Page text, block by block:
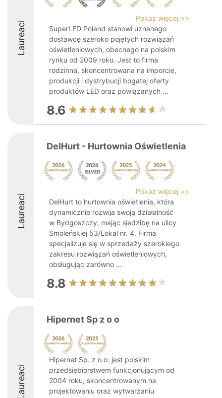
Laureaci
Pokaż więcej >>
SuperLED Poland stanowi uznanego
dostawcę szeroko pojętych rozwiązań
oświetleniowych, obecnego na polskim
rynku od 2009 roku. Jest to firma
rodzinna, skoncentrowana na imporcie,
produkcji i dystrybucji bogatej oferty
produktów LED oraz powiązanych ...
8.6
Laureaci
DelHurt - Hurtownia Oświetlenia
Pokaż więcej >>
DelHurt to hurtownia oświetlenia, która
dynamicznie rozwija swoją działalność
w Bydgoszczy, mając siedzibę na ulicy
Smoleńskiej 53/Lokal nr. 4. Firma
specjalizuje się w sprzedaży szerokiego
zakresu rozwiązań oświetleniowych,
obsługując zarówno ...
8.8
Laureaci
Hipernet Sp z o o
Hipernet Sp. z o.o. jest polskim
przedsiębiorstwem funkcjonującym od
2004 roku, skoncentrowanym na
projektowaniu oraz wytwarzaniu